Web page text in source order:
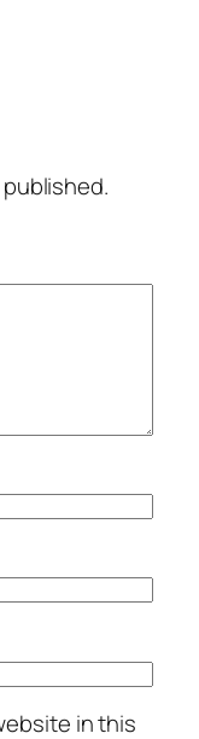
in this